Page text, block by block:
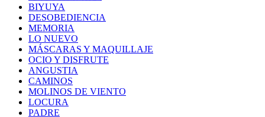
BIYUYA
DESOBEDIENCIA
MEMORIA
LO NUEVO
MÁSCARAS Y MAQUILLAJE
OCIO Y DISFRUTE
ANGUSTIA
CAMINOS
MOLINOS DE VIENTO
LOCURA
PADRE